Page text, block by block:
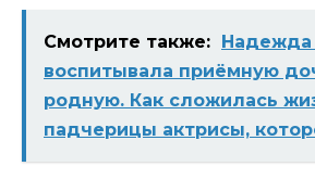
Смотрите также:
Надежда
воспитывала приёмную
родную. Как сложилась
падчерицы актрисы,